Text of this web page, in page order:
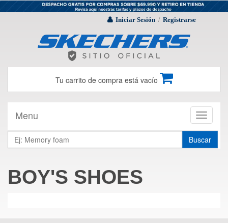
Iniciar Sesión / Registrarse
Tu carrito de compra está vacío
Toggle
Menu
Buscar
BOY'S SHOES